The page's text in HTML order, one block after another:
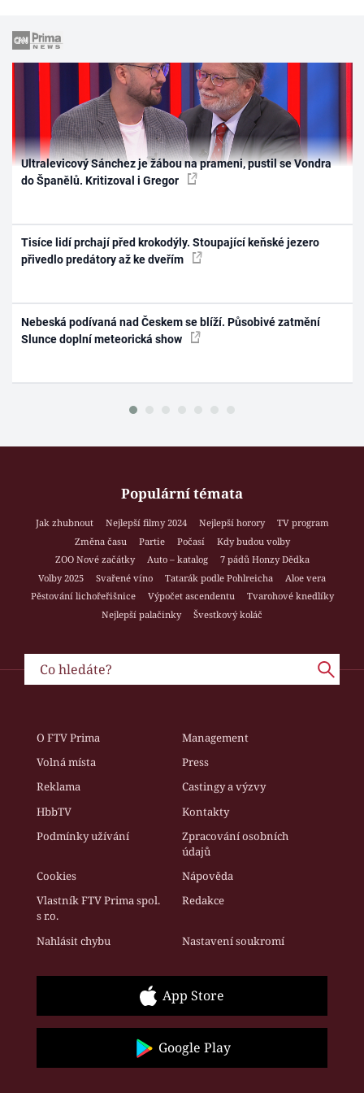
Ultralevicový Sánchez je žábou na prameni, pustil se Vondra
do Španělů. Kritizoval i Gregor
Tisíce lidí prchají před krokodýly. Stoupající keňské jezero
přivedlo predátory až ke dveřím
Nebeská podívaná nad Českem se blíží. Působivé zatmění
Slunce doplní meteorická show
Populární témata
Jak zhubnout Nejlepší filmy 2024 Nejlepší horory
TV program
Změna času
Partie Počasí
Kdy budou volby
ZOO Nové začátky
Auto – katalog
7 pádů Honzy Dědka
Volby 2025
Svařené víno Tatarák podle Pohlreicha
Aloe vera
Pěstování lichořeřišnice
Výpočet ascendentu
Tvarohové knedlíky
Nejlepší palačinky
Švestkový koláč
O FTV Prima
Management
Volná místa
Press
Reklama
Castingy a výzvy
HbbTV
Kontakty
Podmínky užívání
Zpracování osobních
údajů
Cookies
Nápověda
Vlastník FTV Prima spol.
s r.o.
Redakce
Nahlásit chybu Nastavení soukromí
App Store
Google Play